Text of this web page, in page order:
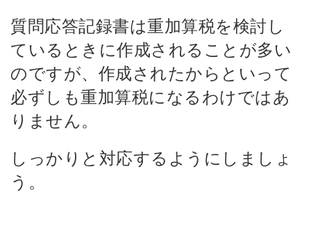
質問応答記録書は重加算税を検討し
ているときに作成されることが多い
のですが、作成されたからといって
必ずしも重加算税になるわけではあ
りません。
しっかりと対応するようにしましょ
う。